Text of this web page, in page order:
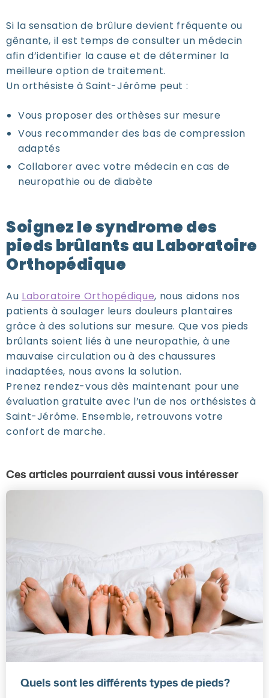
Ces articles pourraient aussi vous intéresser
Quels sont les différents types de pieds?
Si la sensation de brûlure devient fréquente ou
gênante, il est temps de consulter un médecin
afin d’identifier la cause et de déterminer la
meilleure option de traitement.
Un orthésiste à Saint-Jérôme peut :
Vous proposer des orthèses sur mesure
Vous recommander des bas de compression
adaptés
Collaborer avec votre médecin en cas de
neuropathie ou de diabète
Soignez le syndrome des
pieds brûlants au Laboratoire
Orthopédique
Au Laboratoire Orthopédique, nous aidons nos
patients à soulager leurs douleurs plantaires
grâce à des solutions sur mesure. Que vos pieds
brûlants soient liés à une neuropathie, à une
mauvaise circulation ou à des chaussures
inadaptées, nous avons la solution.
Prenez rendez-vous dès maintenant pour une
évaluation gratuite avec l’un de nos orthésistes à
Saint-Jérôme. Ensemble, retrouvons votre
confort de marche.